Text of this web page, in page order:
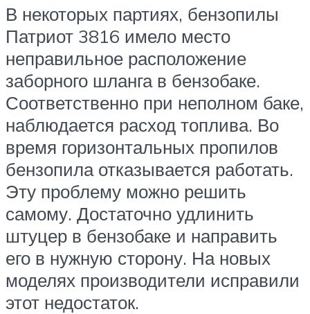
В некоторых партиях, бензопилы
Патриот 3816 имело место
неправильное расположение
заборного шланга в бензобаке.
Соответственно при неполном баке,
наблюдается расход топлива. Во
время горизонтальных пропилов
бензопила отказывается работать.
Эту проблему можно решить
самому. Достаточно удлинить
штуцер в бензобаке и направить
его в нужную сторону. На новых
моделях производители исправили
этот недостаток.